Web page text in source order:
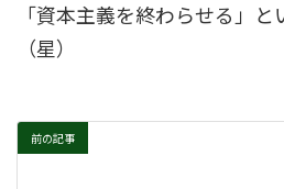
「資本主義を終わらせる」と
（星）
前の記事